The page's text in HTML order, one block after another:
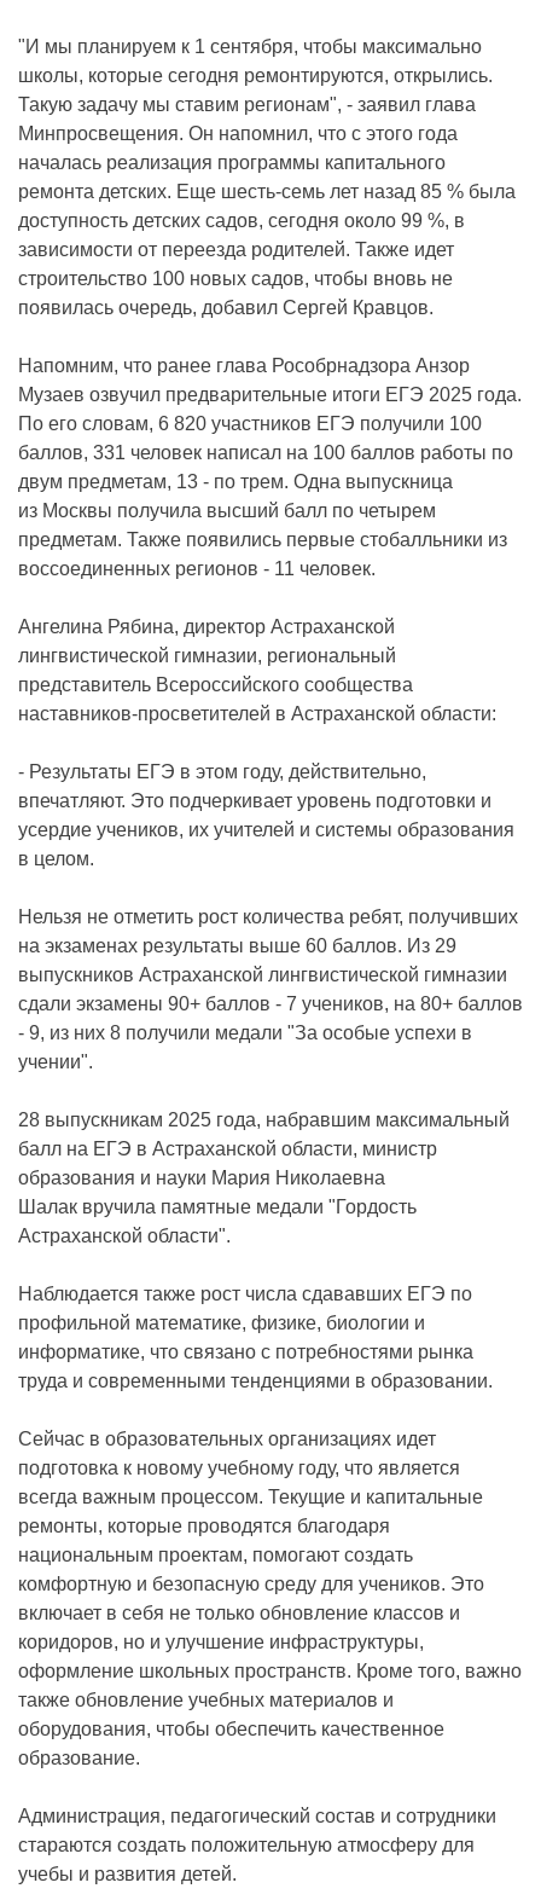
"И мы планируем к 1 сентября, чтобы максимально
школы, которые сегодня ремонтируются, открылись.
Такую задачу мы ставим регионам", - заявил глава
Минпросвещения. Он напомнил, что с этого года
началась реализация программы капитального
ремонта детских. Еще шесть-семь лет назад 85 % была
доступность детских садов, сегодня около 99 %, в
зависимости от переезда родителей. Также идет
строительство 100 новых садов, чтобы вновь не
появилась очередь, добавил Сергей Кравцов.
Напомним, что ранее глава Рособрнадзора Анзор
Музаев озвучил предварительные итоги ЕГЭ 2025 года.
По его словам, 6 820 участников ЕГЭ получили 100
баллов, 331 человек написал на 100 баллов работы по
двум предметам, 13 - по трем. Одна выпускница
из Москвы получила высший балл по четырем
предметам. Также появились первые стобалльники из
воссоединенных регионов - 11 человек.
Ангелина Рябина, директор Астраханской
лингвистической гимназии, региональный
представитель Всероссийского сообщества
наставников-просветителей в Астраханской области:
- Результаты ЕГЭ в этом году, действительно,
впечатляют. Это подчеркивает уровень подготовки и
усердие учеников, их учителей и системы образования
в целом.
Нельзя не отметить рост количества ребят, получивших
на экзаменах результаты выше 60 баллов. Из 29
выпускников Астраханской лингвистической гимназии
сдали экзамены 90+ баллов - 7 учеников, на 80+ баллов
- 9, из них 8 получили медали "За особые успехи в
учении".
28 выпускникам 2025 года, набравшим максимальный
балл на ЕГЭ в Астраханской области, министр
образования и науки Мария Николаевна
Шалак вручила памятные медали "Гордость
Астраханской области".
Наблюдается также рост числа сдававших ЕГЭ по
профильной математике, физике, биологии и
информатике, что связано с потребностями рынка
труда и современными тенденциями в образовании.
Сейчас в образовательных организациях идет
подготовка к новому учебному году, что является
всегда важным процессом. Текущие и капитальные
ремонты, которые проводятся благодаря
национальным проектам, помогают создать
комфортную и безопасную среду для учеников. Это
включает в себя не только обновление классов и
коридоров, но и улучшение инфраструктуры,
оформление школьных пространств. Кроме того, важно
также обновление учебных материалов и
оборудования, чтобы обеспечить качественное
образование.
Администрация, педагогический состав и сотрудники
стараются создать положительную атмосферу для
учебы и развития детей.